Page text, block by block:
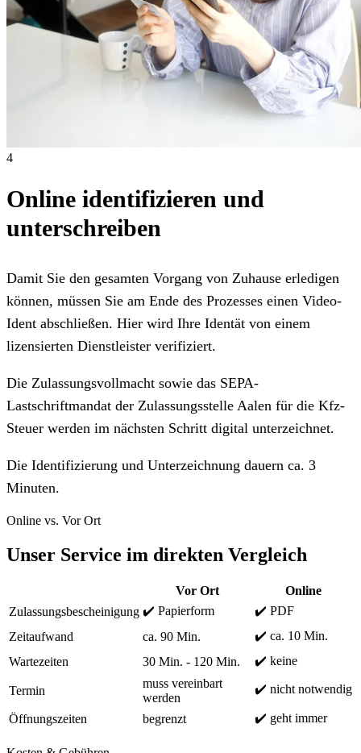
4
Online identifizieren und
unterschreiben
Damit Sie den gesamten Vorgang von Zuhause erledigen
können, müssen Sie am Ende des Prozesses einen Video-
Ident abschließen. Hier wird Ihre Identät von einem
lizensierten Dienstleister verifiziert.
Die Zulassungsvollmacht sowie das SEPA-
Lastschriftmandat der Zulassungsstelle Aalen für die Kfz-
Steuer werden im nächsten Schritt digital unterzeichnet.
Die Identifizierung und Unterzeichnung dauern ca. 3
Minuten.
Online vs. Vor Ort
Unser Service im direkten Vergleich
Vor Ort
Online
Zulassungsbescheinigung ✔️ Papierform
✔️ PDF
Zeitaufwand
ca. 90 Min.
✔️ ca. 10 Min.
Wartezeiten
30 Min. - 120 Min. ✔️ keine
Termin
muss vereinbart
werden
✔️ nicht notwendig
Öffnungszeiten begrenzt ✔️ geht immer